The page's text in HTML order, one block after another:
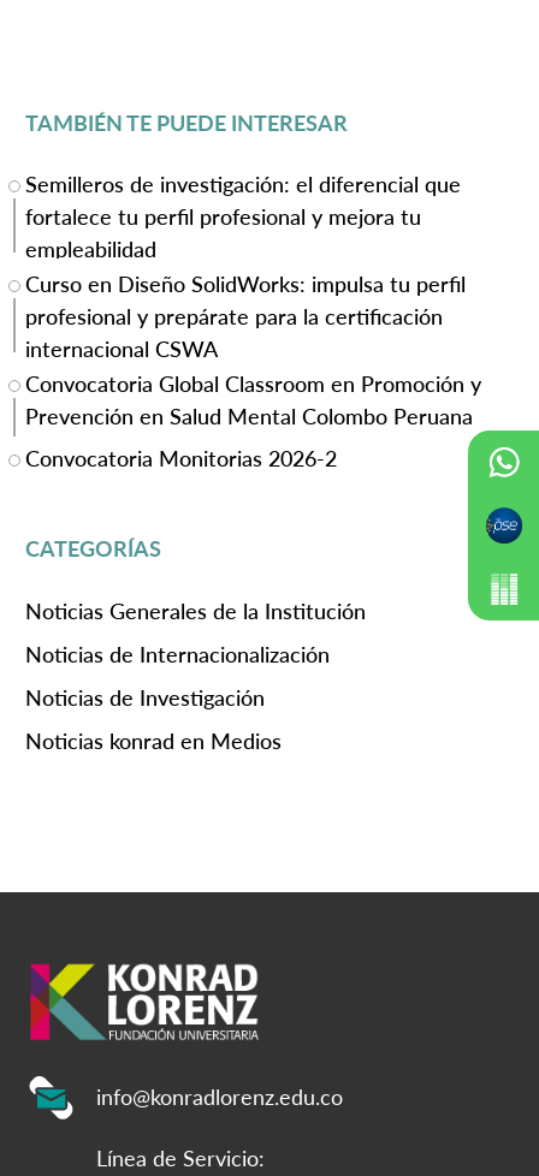
TAMBIÉN TE PUEDE INTERESAR
Semilleros de investigación: el diferencial que
fortalece tu perfil profesional y mejora tu
empleabilidad
Curso en Diseño SolidWorks: impulsa tu perfil
profesional y prepárate para la certificación
internacional CSWA
Convocatoria Global Classroom en Promoción y
Prevención en Salud Mental Colombo Peruana
Convocatoria Monitorias 2026-2
CATEGORÍAS
Noticias Generales de la Institución
Noticias de Internacionalización
Noticias de Investigación
Noticias konrad en Medios
info@konradlorenz.edu.co
Línea de Servicio: